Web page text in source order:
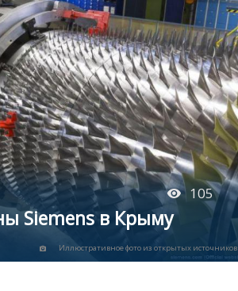
105
Siemens в Крыму
Иллюстративное фото из открытых источников